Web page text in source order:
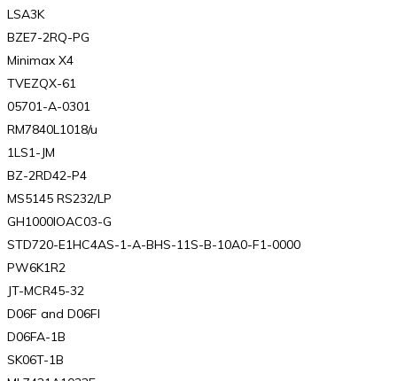
LSA3K
BZE7-2RQ-PG
Minimax X4
TVEZQX-61
05701-A-0301
RM7840L1018/u
1LS1-JM
BZ-2RD42-P4
MS5145 RS232/LP
GH1000IOAC03-G
STD720-E1HC4AS-1-A-BHS-11S-B-10A0-F1-0000
PW6K1R2
JT-MCR45-32
D06F and D06FI
D06FA-1B
SK06T-1B